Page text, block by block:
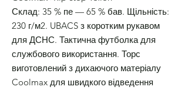
Склад: 35 % пе — 65 % бав. Щільність:
230 г/м2. UBACS з коротким рукавом
для ДСНС. Тактична футболка для
службового використання. Торс
виготовлений з дихаючого матеріалу
Coolmax для швидкого відведення